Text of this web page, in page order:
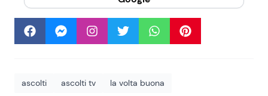
ascolti ascolti tv la volta buona